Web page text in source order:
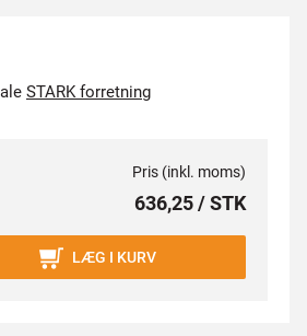
STARK forretning
Pris (inkl. moms)
636,25 / STK
LÆG I KURV